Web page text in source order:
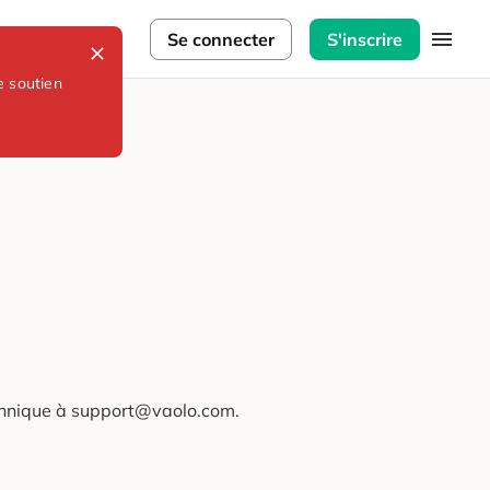
soutien
Se connecter S'inscrire
à support@vaolo.com.